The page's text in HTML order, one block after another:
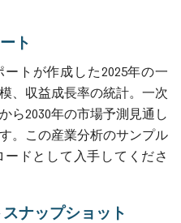
ト
トが作成した2025年の一
、収益成長率の統計。一次
ら2030年の市場予測見通し
。この産業分析のサンプル
ドとして入手してくださ
ナップショット